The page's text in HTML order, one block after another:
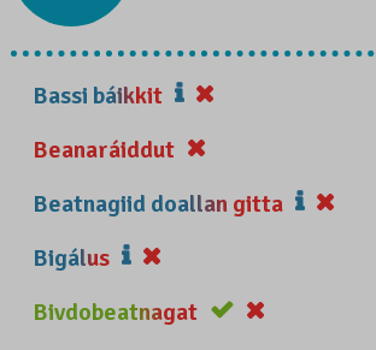
Bassi báikkit
Beanaráiddut
Beatnagiid doallan gitta
Bigálus
Bivdobeatnagat